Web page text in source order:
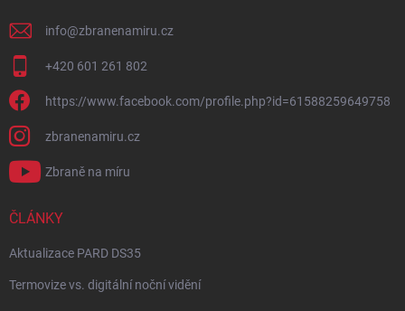
info@zbranenamiru.cz
+420 601 261 802
https://www.facebook.com/profile.php?id=61588259649758
zbranenamiru.cz
Zbraně na míru
ČLÁNKY
Aktualizace PARD DS35
Termovize vs. digitální noční vidění